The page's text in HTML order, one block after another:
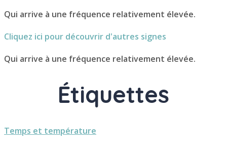
Qui arrive à une fréquence relativement élevée.
Cliquez ici pour découvrir d'autres signes
Qui arrive à une fréquence relativement élevée.
Étiquettes
Temps et température